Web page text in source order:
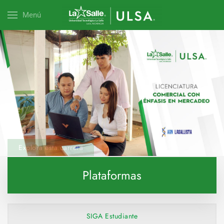
Menú
Explora esta carrera
Plataformas
SIGA Estudiante